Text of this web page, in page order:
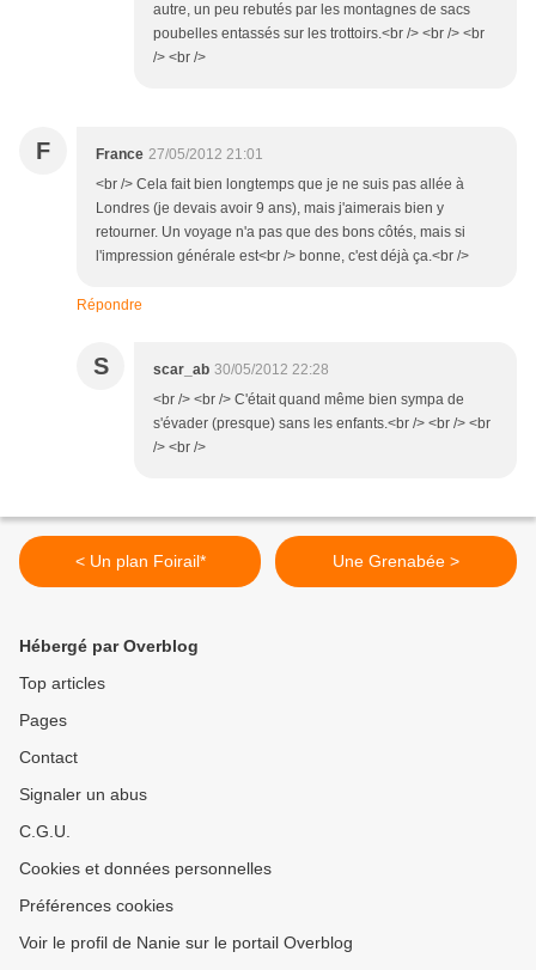
autre, un peu rebutés par les montagnes de sacs
poubelles entassés sur les trottoirs.<br /> <br /> <br
/> <br />
F France 27/05/2012 21:01
<br /> Cela fait bien longtemps que je ne suis pas allée à
Londres (je devais avoir 9 ans), mais j'aimerais bien y
retourner. Un voyage n'a pas que des bons côtés, mais si
l'impression générale est<br /> bonne, c'est déjà ça.<br />
Répondre
S scar_ab 30/05/2012 22:28
<br /> <br /> C'était quand même bien sympa de
s'évader (presque) sans les enfants.<br /> <br /> <br
/> <br />
< Un plan Foirail* Une Grenabée >
Hébergé par Overblog
Top articles
Pages
Contact
Signaler un abus
C.G.U.
Cookies et données personnelles
Préférences cookies
Voir le profil de Nanie sur le portail Overblog